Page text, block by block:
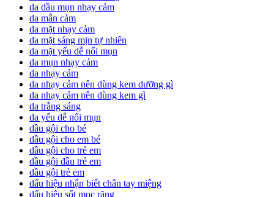
da dầu mụn nhạy cảm
da mẫn cảm
da mặt nhạy cảm
da mặt sáng mịn tự nhiên
da mặt yếu dễ nổi mụn
da mụn nhạy cảm
da nhạy cảm
da nhạy cảm nên dùng kem dưỡng gì
da nhạy cảm nên dùng kem gì
da trắng sáng
da yếu dễ nổi mụn
dầu gội cho bé
dầu gội cho em bé
dầu gội cho trẻ em
dầu gội đầu trẻ em
dầu gội trẻ em
dấu hiệu nhận biết chân tay miệng
dấu hiệu sốt mọc răng